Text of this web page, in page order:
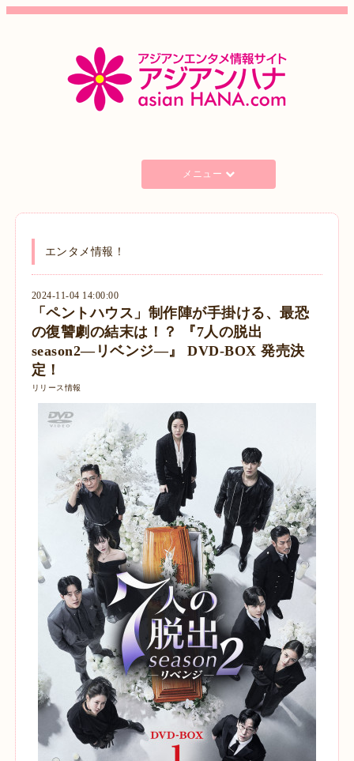
メニュー
エンタメ情報！
2024-11-04 14:00:00
「ペントハウス」制作陣が手掛ける、最恐
の復讐劇の結末は！？ 『7人の脱出
season2―リベンジ―』 DVD-BOX 発売決
定！
リリース情報